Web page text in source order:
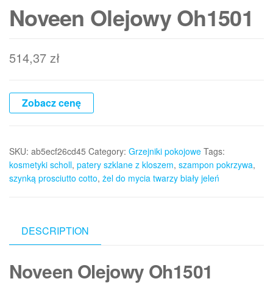
Noveen Olejowy Oh1501
514,37 zł
Zobacz cenę
SKU: ab5ecf26cd45 Category: Grzejniki pokojowe Tags:
kosmetyki scholl, patery szklane z kloszem, szampon pokrzywa,
szynką prosciutto cotto, żel do mycia twarzy biały jeleń
DESCRIPTION
Noveen Olejowy Oh1501